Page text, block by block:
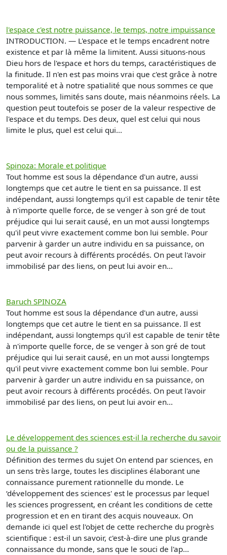
l'espace c'est notre puissance, le temps, notre impuissance
INTRODUCTION. — L'espace et le temps encadrent notre
existence et par là même la limitent. Aussi situons-nous
Dieu hors de l'espace et hors du temps, caractéristiques de
la finitude. Il n'en est pas moins vrai que c'est grâce à notre
temporalité et à notre spatialité que nous sommes ce que
nous sommes, limités sans doute, mais néanmoins réels. La
question peut toutefois se poser de la valeur respective de
l'espace et du temps. Des deux, quel est celui qui nous
limite le plus, quel est celui qui...
Spinoza: Morale et politique
Tout homme est sous la dépendance d'un autre, aussi
longtemps que cet autre le tient en sa puissance. Il est
indépendant, aussi longtemps qu'il est capable de tenir tête
à n'importe quelle force, de se venger à son gré de tout
préjudice qui lui serait causé, en un mot aussi longtemps
qu'il peut vivre exactement comme bon lui semble. Pour
parvenir à garder un autre individu en sa puissance, on
peut avoir recours à différents procédés. On peut l'avoir
immobilisé par des liens, on peut lui avoir en...
Baruch SPINOZA
Tout homme est sous la dépendance d'un autre, aussi
longtemps que cet autre le tient en sa puissance. Il est
indépendant, aussi longtemps qu'il est capable de tenir tête
à n'importe quelle force, de se venger à son gré de tout
préjudice qui lui serait causé, en un mot aussi longtemps
qu'il peut vivre exactement comme bon lui semble. Pour
parvenir à garder un autre individu en sa puissance, on
peut avoir recours à différents procédés. On peut l'avoir
immobilisé par des liens, on peut lui avoir en...
Le développement des sciences est-il la recherche du savoir
ou de la puissance ?
Définition des termes du sujet On entend par sciences, en
un sens très large, toutes les disciplines élaborant une
connaissance purement rationnelle du monde. Le
‘développement des sciences' est le processus par lequel
les sciences progressent, en créant les conditions de cette
progression et en en tirant des acquis nouveaux. On
demande ici quel est l'objet de cette recherche du progrès
scientifique : est-il un savoir, c'est-à-dire une plus grande
connaissance du monde, sans que le souci de l'ap...